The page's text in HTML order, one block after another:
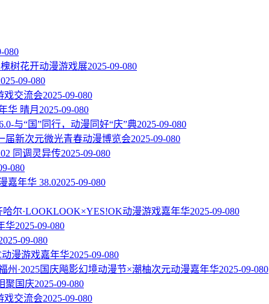
080
槐树花开动漫游戏展2025-09-080
09-080
戏交流会2025-09-080
华 晴月 2025-09-080
与“国”同行，动漫同好“庆”典2025-09-080
届新次元微光青春动漫博览会2025-09-080
同调灵异传2025-09-080
080
嘉年华 38.02025-09-080
哈尔·LOOKLOOK×YES!OK动漫游戏嘉年华2025-09-080
华2025-09-080
09-080
漫游戏嘉年华2025-09-080
州·2025国庆飚影幻境动漫节×潮柚次元动漫嘉年华2025-09-080
聚国庆2025-09-080
戏交流会2025-09-080